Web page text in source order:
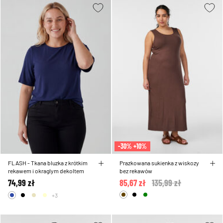
FLASH - Tkana bluzka z krótkim
rekawem i okraglym dekoltem
74,99 zł
+3
-30% +10%
Prazkowana sukienka z wiskozy
bez rekawów
Price reduced from
135,99 zł
85,67 zł